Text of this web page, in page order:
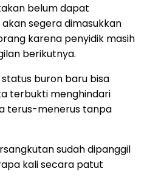
belum dapat
segera dimasukkan
karena penyidik masih
berikutnya.
buron baru bisa
terbukti menghindari
terus-menerus tanpa
sudah dipanggil
kali secara patut